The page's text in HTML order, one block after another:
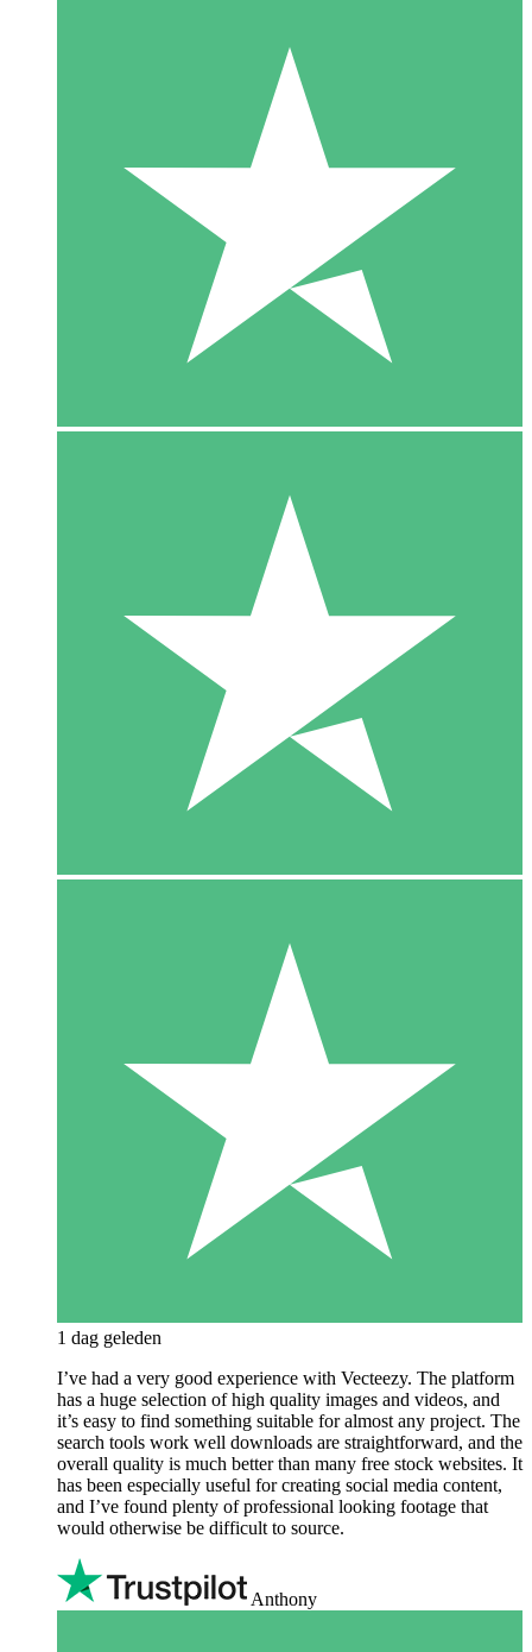
1 dag geleden
I’ve had a very good experience with Vecteezy. The platform
has a huge selection of high quality images and videos, and
it’s easy to find something suitable for almost any project. The
search tools work well downloads are straightforward, and the
overall quality is much better than many free stock websites. It
has been especially useful for creating social media content,
and I’ve found plenty of professional looking footage that
would otherwise be difficult to source.
Anthony